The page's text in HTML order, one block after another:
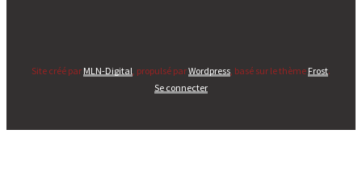
Site créé par MLN-Digital , propulsé parWordpress , basé sur le thème Frost.
Se connecter